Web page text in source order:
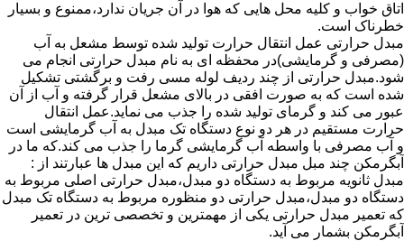
اتاق خواب و کلیه محل هایی که هوا در آن جریان ندارد،ممنوع و بسیار
خطرناک است.
مبدل حرارتی عمل انتقال حرارت تولید شده توسط مشعل به آب
(مصرفی و گرمایشی)در محفظه ای به نام مبدل حرارتی انجام می
شود.مبدل حرارتی از چند ردیف لوله مسی رفت و برگشتی تشکیل
شده است که به صورت افقی در بالای مشعل قرار گرفته و آب از آن
عبور می کند و گرمای تولید شده را جذب می نماید.عمل انتقال
حرارت مستقیم در هر دو نوع دستگاه تک مبدل به آب گرمایشی است
و آب مصرفی با واسطه آب گرمایشی گرما را جذب می کند.که ما در
آبگرمکن چند مبل مبدل حرارتی داریم که این مبدل ها عبارتند از :
مبدل ثانویه مربوط به دستگاه دو مبدل،مبدل حرارتی اصلی مربوط به
دستگاه دو مبدل،مبدل حرارتی دو منظوره مربوط به دستگاه تک مبدل
که تعمیر مبدل حرارتی یکی از مهمترین و تخصصی ترین در تعمیر
آبگرمکن بشمار می آید.